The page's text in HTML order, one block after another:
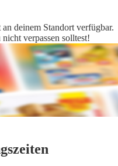
deinem Standort verfügbar.
verpassen solltest!